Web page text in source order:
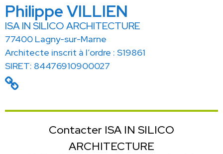
Philippe VILLIEN
ISA IN SILICO ARCHITECTURE
77400 Lagny-sur-Marne
Architecte inscrit à l’ordre : S19861
SIRET: 84476910900027
Contacter ISA IN SILICO
ARCHITECTURE